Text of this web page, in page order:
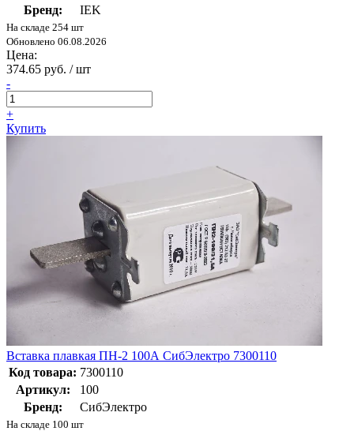
Бренд:
IEK
На складе 254 шт
Обновлено 06.08.2026
Цена:
374.65 руб. / шт
-
+
Купить
Вставка плавкая ПН-2 100А СибЭлектро 7300110
Код товара: 7300110
Артикул:
100
Бренд:
СибЭлектро
На складе 100 шт